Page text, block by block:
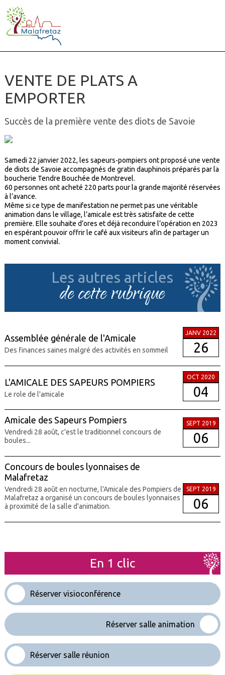
VENTE DE PLATS A
EMPORTER
Succès de la première vente des diots de Savoie
Samedi 22 janvier 2022, les sapeurs-pompiers ont proposé une vente
de diots de Savoie accompagnés de gratin dauphinois préparés par la
boucherie Tendre Bouchée de Montrevel.
60 personnes ont acheté 220 parts pour la grande majorité réservées
à l’avance.
Même si ce type de manifestation ne permet pas une véritable
animation dans le village, l’amicale est très satisfaite de cette
première. Elle souhaite d’ores et déjà reconduire l’opération en 2023
en espérant pouvoir offrir le café aux visiteurs afin de partager un
moment convivial.
Les autres articles
de cette rubrique
Assemblée générale de l'Amicale
Des finances saines malgré des activités en sommeil
JANV 2022
26
L'AMICALE DES SAPEURS POMPIERS
Le role de l'amicale
OCT 2020
04
Amicale des Sapeurs Pompiers
Vendredi 28 août, c'est le traditionnel concours de
boules...
SEPT 2019
06
Concours de boules lyonnaises de
Malafretaz
Vendredi 28 août en nocturne, l'Amicale des Pompiers de
Malafretaz a organisé un concours de boules lyonnaises
à proximité de la salle d'animation.
SEPT 2019
06
En 1 clic
Réserver visioconférence
Réserver salle animation
Réserver salle réunion